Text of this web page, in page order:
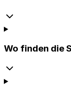
Wo finden die